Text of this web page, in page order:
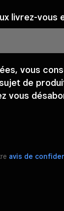
livrez-vous
vous
de
vous
avis de